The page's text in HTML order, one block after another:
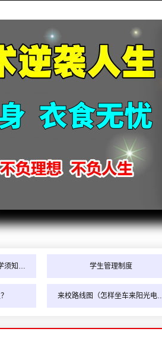
须知… 学生管理制度
来校路线图（怎样坐车来阳光电